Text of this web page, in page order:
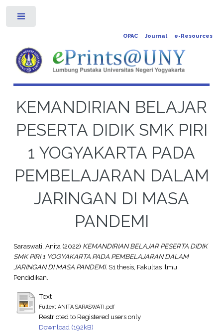
OPAC Journal e-Resources
KEMANDIRIAN BELAJAR
PESERTA DIDIK SMK PIRI
1 YOGYAKARTA PADA
PEMBELAJARAN DALAM
JARINGAN DI MASA
PANDEMI
Saraswati, Anita(2022) KEMANDIRIAN BELAJAR PESERTA DIDIK
SMK PIRI 1 YOGYAKARTA PADA PEMBELAJARAN DALAM
JARINGAN DI MASA PANDEMI. S1 thesis, Fakultas Ilmu
Pendidikan.
Text
Fultext ANITA SARASWATI.pdf
Restricted to Registered users only
Download (192kB)